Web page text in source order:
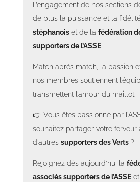
L’engagement de nos sections
de plus la puissance et la
stéphanois et de la fédération
supporters de l’ASSE.
Match après match, la passion
nos membres soutiennent
transmettent l’amour du maillot.
👉 Vous êtes passionné par
souhaitez partager votre ferveur
d’autres supporters des Verts ?
Rejoignez dès aujourd’hui la
associés supporters de l’ASSE